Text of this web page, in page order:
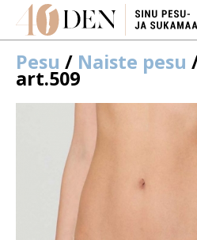
Pesu / Naiste pesu
art.509